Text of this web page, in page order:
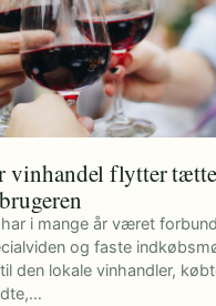
vinhandel flytter
i mange år været
og faste
den lokale vinhandler,